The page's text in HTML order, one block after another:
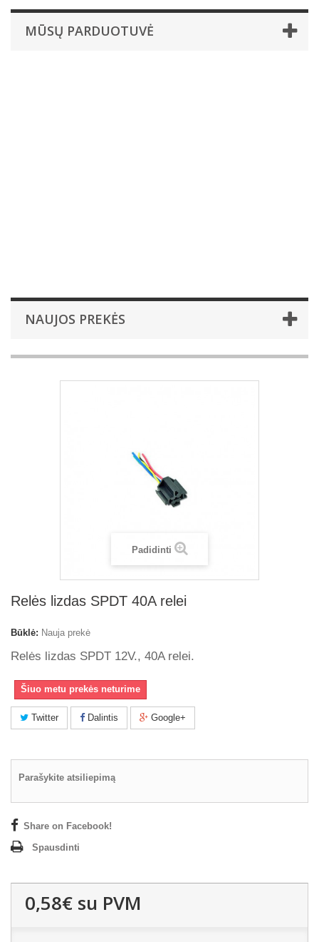
MŪSŲ PARDUOTUVĖ
NAUJOS PREKĖS
Padidinti
Relės lizdas SPDT 40A relei
Būklė: Nauja prekė
Relės lizdas SPDT 12V., 40A relei.
Šiuo metu prekės neturime
Twitter Dalintis Google+
Parašykite atsiliepimą
Share on Facebook!
Spausdinti
0,58€ su PVM